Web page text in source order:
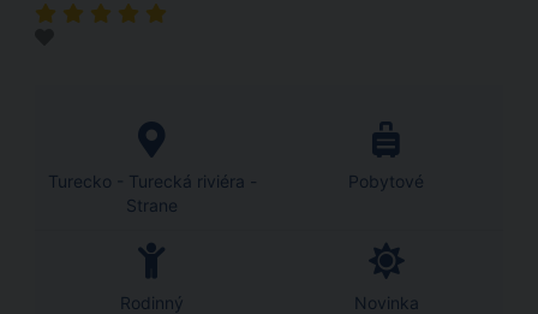
Turecko - Turecká riviéra -
Strane
Pobytové
Rodinný Novinka